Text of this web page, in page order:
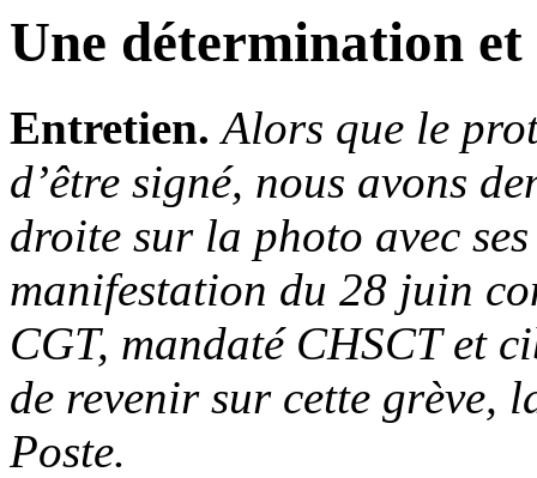
Une détermination
Entretien. Alors que le
d’être signé, nous avons
droite sur la photo avec
manifestation du 28 juin
CGT, mandaté CHSCT et
de revenir sur cette grève,
Poste.